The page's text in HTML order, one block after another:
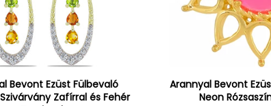
Bevont Ezüst Fülbevaló
Zafírral és Fehér
Arannyal Bevont
Neon